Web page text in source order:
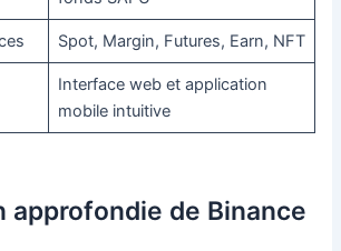
Spot, Margin, Futures, Earn, NFT
Interface web et application
mobile intuitive
approfondie de Binance